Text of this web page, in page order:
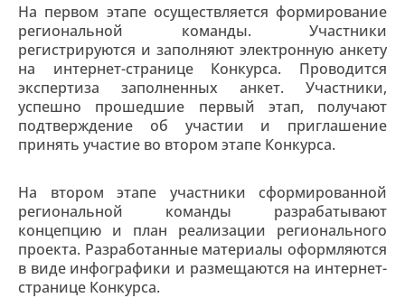
На первом этапе осуществляется формирование
региональной команды. Участники
регистрируются и заполняют электронную анкету
на интернет-странице Конкурса. Проводится
экспертиза заполненных анкет. Участники,
успешно прошедшие первый этап, получают
подтверждение об участии и приглашение
принять участие во втором этапе Конкурса.
На втором этапе участники сформированной
региональной команды разрабатывают
концепцию и план реализации регионального
проекта. Разработанные материалы оформляются
в виде инфографики и размещаются на интернет-
странице Конкурса.